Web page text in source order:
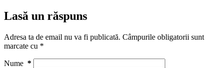
Lasă un răspuns
Adresa ta de email nu va fi publicată. Câmpurile obligatorii sunt
marcate cu *
Nume *